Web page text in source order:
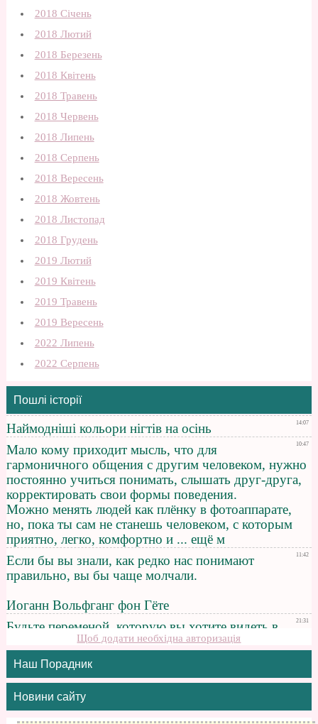
2018 Січень
2018 Лютий
2018 Березень
2018 Квітень
2018 Травень
2018 Червень
2018 Липень
2018 Серпень
2018 Вересень
2018 Жовтень
2018 Листопад
2018 Грудень
2019 Лютий
2019 Квітень
2019 Травень
2019 Вересень
2022 Липень
2022 Серпень
Пошлі історії
Щоб додати необхідна авторизація
Наш Порадник
Новини сайту